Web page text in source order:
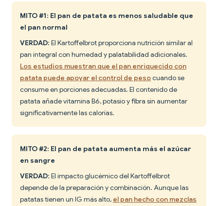
MITO #1: El pan de patata es menos saludable que
el pan normal
VERDAD: El Kartoffelbrot proporciona nutrición similar al
pan integral con humedad y palatabilidad adicionales.
Los estudios muestran que el pan enriquecido con
patata puede apoyar el control de pesocuando se
consume en porciones adecuadas. El contenido de
patata añade vitamina B6, potasio y fibra sin aumentar
significativamente las calorías.
MITO #2: El pan de patata aumenta más el azúcar
en sangre
VERDAD: El impacto glucémico del Kartoffelbrot
depende de la preparación y combinación. Aunque las
patatas tienen un IG más alto, el pan hecho con mezclas